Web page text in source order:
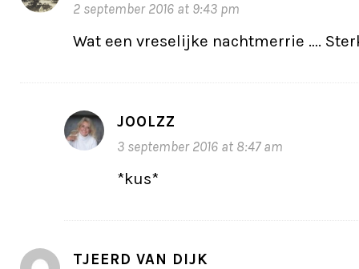
2 september 2016 at 9:43 pm
Wat een vreselijke nachtmerrie ….
JOOLZZ
3 september 2016 at 8:47 am
*kus*
TJEERD VAN DIJK